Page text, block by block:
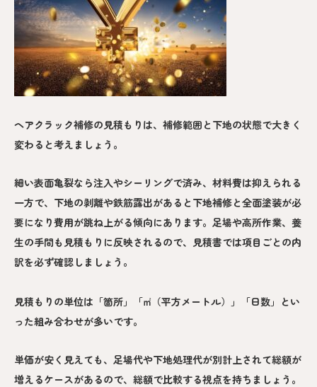
ヘアクラック補修の見積もりは、補修範囲と下地の状態で大きく
変わると考えましょう。
細い表面亀裂なら注入やシーリングで済み、材料費は抑えられる
一方で、下地の剥離や鉄筋露出があると下地補修と全面塗装が必
要になり費用が跳ね上がる傾向にあります。足場や高所作業、養
生の手間も見積もりに反映されるので、見積書では項目ごとの内
訳を必ず確認しましょう。
見積もりの単位は「箇所」「㎡（平方メートル）」「日数」とい
った組み合わせが多いです。
単価が安く見えても、足場代や下地処理代が別計上されて総額が
増えるケースがあるので、総額で比較する視点を持ちましょう。